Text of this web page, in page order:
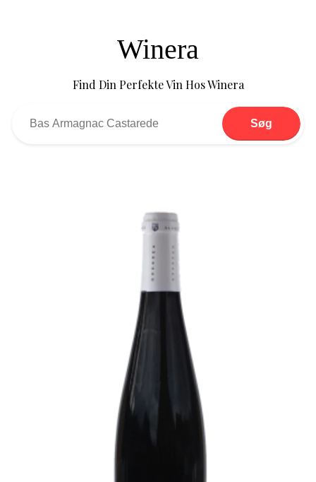
Winera
Find Din Perfekte Vin Hos Winera
Søg